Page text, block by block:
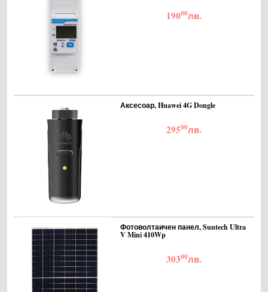
19000лв.
Аксесоар, Huawei 4G Dongle
29500лв.
Фотоволтаичен панел, Suntech Ultra
V Mini 410Wp
30300лв.